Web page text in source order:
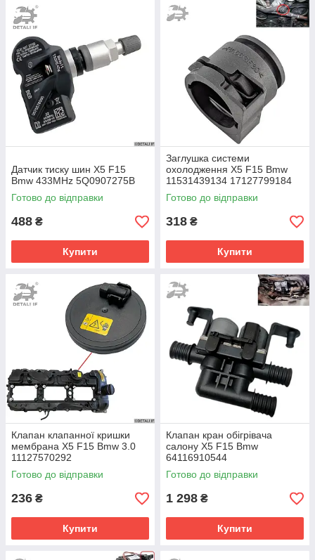
Датчик тиску шин X5 F15
Bmw 433MHz 5Q0907275B
Готово до відправки
488 ₴
Купити
Заглушка системи
охолодження X5 F15 Bmw
11531439134 17127799184
7799184
Готово до відправки
318 ₴
Купити
Клапан клапанної кришки
мембрана X5 F15 Bmw 3.0
11127570292
Готово до відправки
236 ₴
Купити
Клапан кран обігрівача
салону X5 F15 Bmw
64116910544
Готово до відправки
1 298 ₴
Купити